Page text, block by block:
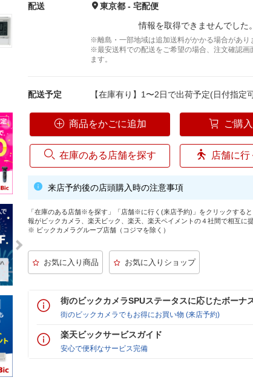
配送
東京都 - 宅配便
情報を取得できませんでし
※離島・一部地域は追加送料がかかる場合があり
※最安送料での配送をご希望の場合、注文確認
ます。
配送予定 【在庫有り】1〜2日で出荷予定(日付指定
商品をかごに追加 ご購
在庫のある店舗を探す 店舗に
来店予約後の店頭購入時の注意事項
「在庫のある店舗※を探す」「店舗※に行く(来店予約)」をクリックする
報がビックカメラ、楽天ビック、楽天、楽天ペイメントの４社間で相互に
※ ビックカメラグループ店舗（コジマを除く）
街のビックカメラSPUステータスに応じたボーナ
街のビックカメラでもお得にお買い物 (来店予約)
楽天ビックサービスガイド
安心で便利なサービス完備